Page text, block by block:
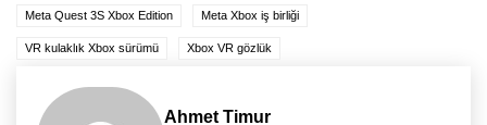
Meta Quest 3S Xbox Edition Meta Xbox iş birliği
VR kulaklık Xbox sürümü Xbox VR gözlük
Ahmet Timur